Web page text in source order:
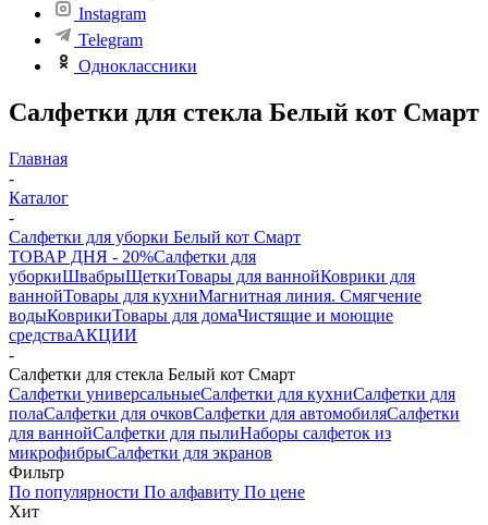
Instagram
Telegram
Одноклассники
Салфетки для стекла Белый кот Смарт
Главная
-
Каталог
-
Салфетки для уборки Белый кот Смарт
ТОВАР ДНЯ - 20%Салфетки для
уборкиШвабрыЩеткиТовары для ваннойКоврики для
ваннойТовары для кухниМагнитная линия. Смягчение
водыКоврикиТовары для домаЧистящие и моющие
средстваАКЦИИ
-
Салфетки для стекла Белый кот Смарт
Салфетки универсальныеСалфетки для кухниСалфетки для
полаСалфетки для очковСалфетки для автомобиляСалфетки
для ваннойСалфетки для пылиНаборы салфеток из
микрофибрыСалфетки для экранов
Фильтр
По популярности По алфавиту По цене
Хит